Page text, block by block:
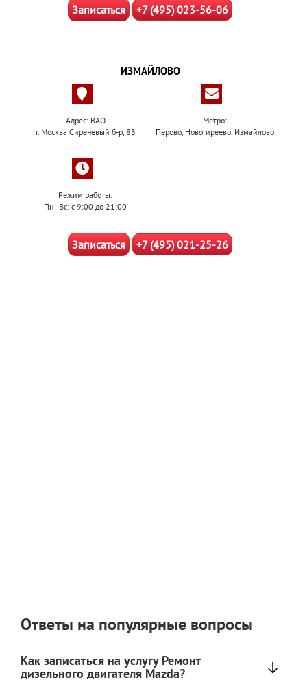
Записаться +7 (495) 023-56-06
ИЗМАЙЛОВО
Адрес: ВАО
г. Москва Сиреневый б-р, 83
Метро:
Перово, Новогиреево, Измайлово
Режим работы:
Пн–Вс: с 9:00 до 21:00
Записаться +7 (495) 021-25-26
Ответы на популярные вопросы
Как записаться на услугу Ремонт
дизельного двигателя Mazda?